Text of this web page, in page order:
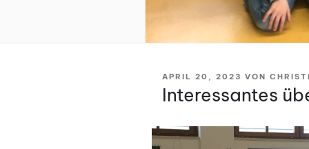
VERÖFFENTLICHT
AM
APRIL 20, 2023 VON
Interessantes